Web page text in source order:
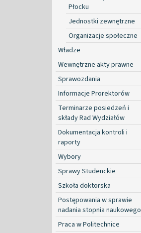
Płocku
Jednostki zewnętrzne
Organizacje społeczne
Władze
Wewnętrzne akty prawne
Sprawozdania
Informacje Prorektorów
Terminarze posiedzeń i
składy Rad Wydziałów
Dokumentacja kontroli i
raporty
Wybory
Sprawy Studenckie
Szkoła doktorska
Postępowania w sprawie
nadania stopnia naukowego
Praca w Politechnice